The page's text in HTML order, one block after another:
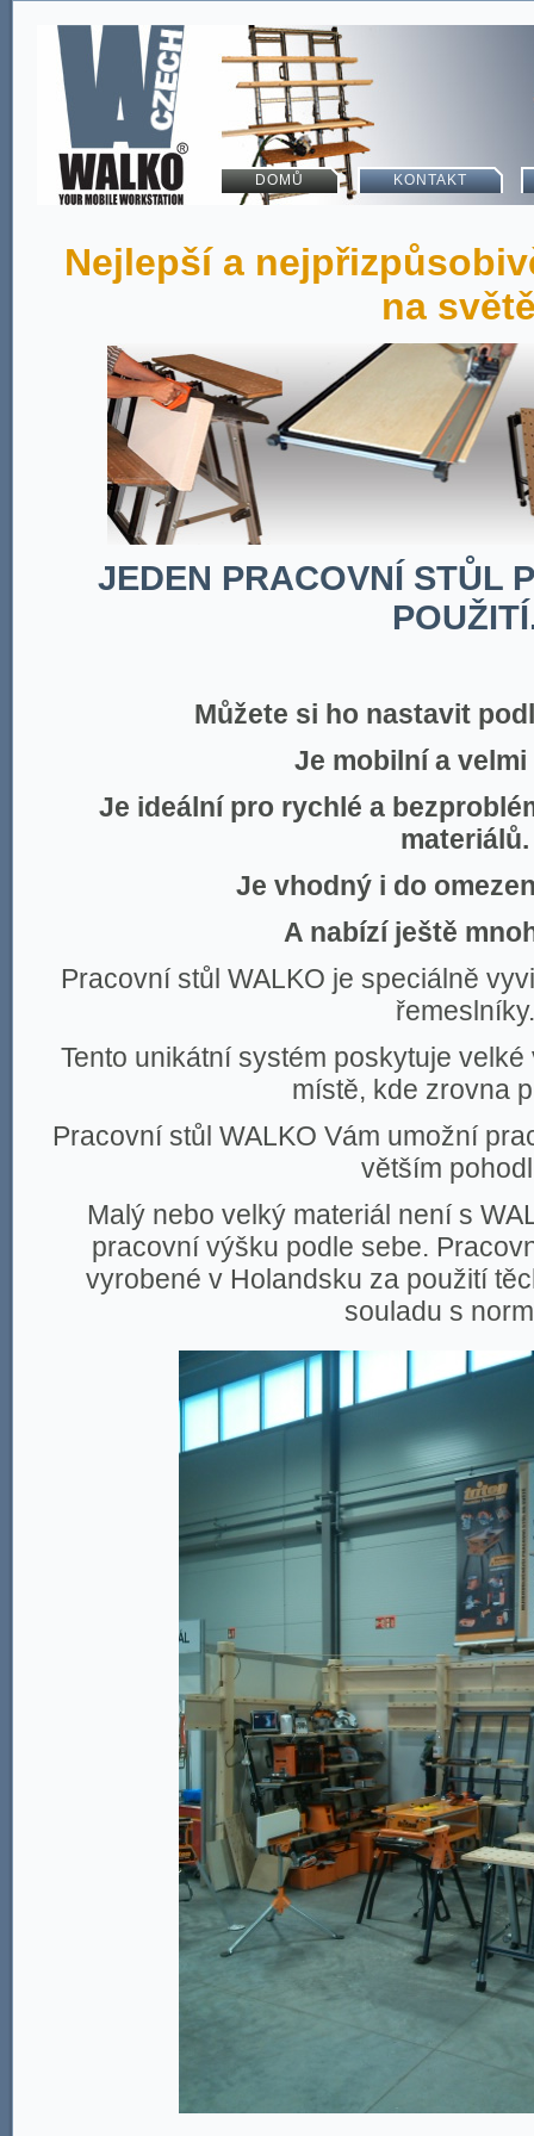
DOMŮ KONTAKT
Nejlepší a
na
JEDEN PRACOVNÍ STŮL
Můžete si ho nastavit
Je mobilní a
Je ideální pro rychlé a
materiálů.
Je vhodný i do
A nabízí ještě
Pracovní stůl WALKO je speciálně
řemeslníky.
Tento unikátní systém poskytuje
místě, kde zrovna
Pracovní stůl WALKO Vám umožní
větším
Malý nebo velký materiál není s
pracovní výšku podle sebe.
vyrobené v Holandsku za použití
souladu s